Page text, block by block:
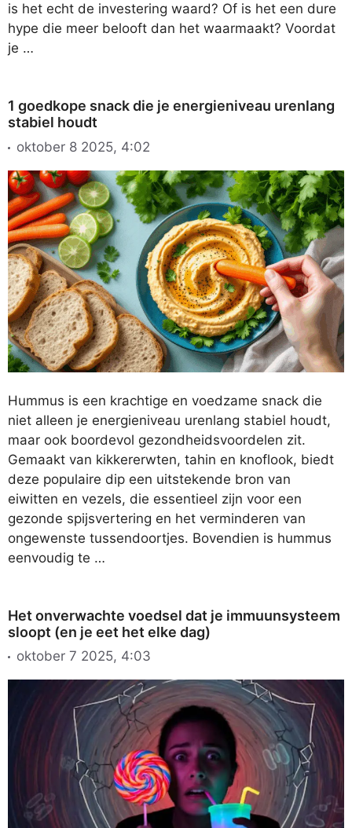
is het echt de investering waard? Of is het een dure
hype die meer belooft dan het waarmaakt? Voordat
je …
1 goedkope snack die je energieniveau urenlang
stabiel houdt
oktober 8 2025, 4:02
Hummus is een krachtige en voedzame snack die
niet alleen je energieniveau urenlang stabiel houdt,
maar ook boordevol gezondheidsvoordelen zit.
Gemaakt van kikkererwten, tahin en knoflook, biedt
deze populaire dip een uitstekende bron van
eiwitten en vezels, die essentieel zijn voor een
gezonde spijsvertering en het verminderen van
ongewenste tussendoortjes. Bovendien is hummus
eenvoudig te …
Het onverwachte voedsel dat je immuunsysteem
sloopt (en je eet het elke dag)
oktober 7 2025, 4:03